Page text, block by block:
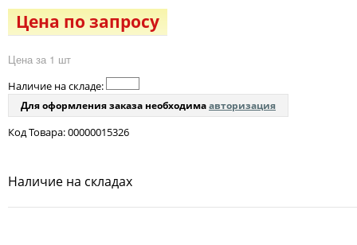
Цена по запросу
Цена за 1 шт
Наличие на складе:
Для оформления заказа необходимаавторизация
Код Товара: 00000015326
Наличие на складах